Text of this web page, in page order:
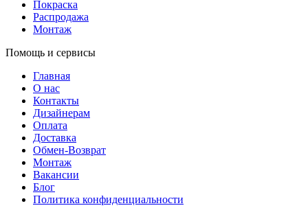
Покраска
Распродажа
Монтаж
Помощь и сервисы
Главная
О нас
Контакты
Дизайнерам
Оплата
Доставка
Обмен-Возврат
Монтаж
Вакансии
Блог
Политика конфиденциальности